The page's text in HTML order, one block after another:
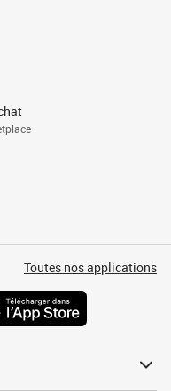
Toutes nos applications